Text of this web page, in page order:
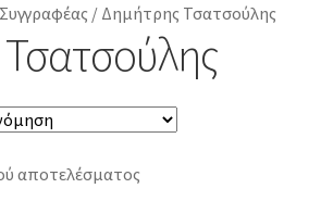
/ Δημήτρης Τσατσούλης
αποτελέσματος